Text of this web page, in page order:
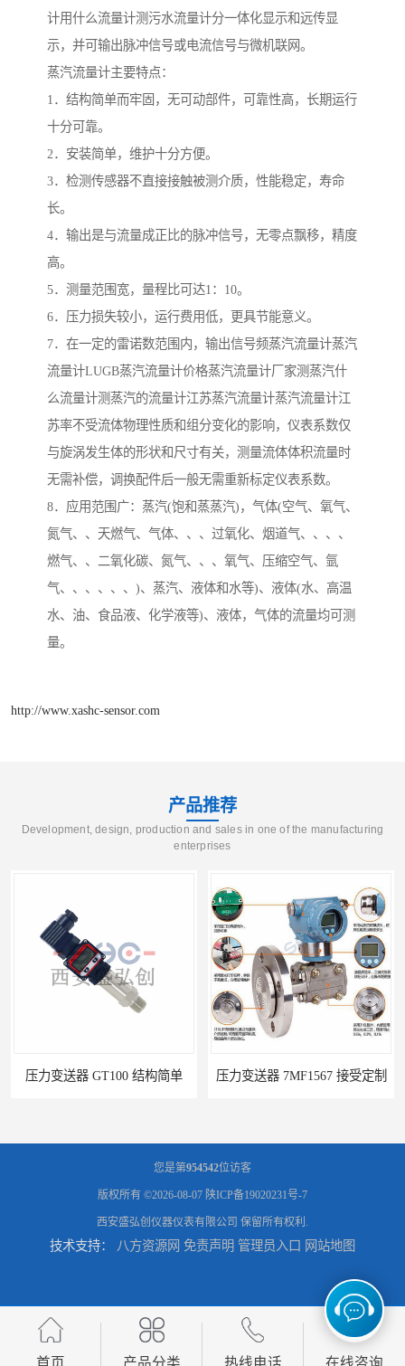
计用什么流量计测污水流量计分一体化显示和远传显
示，并可输出脉冲信号或电流信号与微机联网。
蒸汽流量计主要特点：
1．结构简单而牢固，无可动部件，可靠性高，长期运行
十分可靠。
2．安装简单，维护十分方便。
3．检测传感器不直接接触被测介质，性能稳定，寿命
长。
4．输出是与流量成正比的脉冲信号，无零点飘移，精度
高。
5．测量范围宽，量程比可达1：10。
6．压力损失较小，运行费用低，更具节能意义。
7．在一定的雷诺数范围内，输出信号频蒸汽流量计蒸汽
流量计LUGB蒸汽流量计价格蒸汽流量计厂家测蒸汽什
么流量计测蒸汽的流量计江苏蒸汽流量计蒸汽流量计江
苏率不受流体物理性质和组分变化的影响，仪表系数仅
与旋涡发生体的形状和尺寸有关，测量流体体积流量时
无需补偿，调换配件后一般无需重新标定仪表系数。
8．应用范围广：蒸汽(饱和蒸蒸汽)，气体(空气、氧气、
氮气、、天燃气、气体、、、过氧化、烟道气、、、、
燃气、、二氧化碳、氮气、、、氧气、压缩空气、氩
气、、、、、、)、蒸汽、液体和水等)、液体(水、高温
水、油、食品液、化学液等)、液体，气体的流量均可测
量。
http://www.xashc-sensor.com
产品推荐
Development, design, production and sales in one of the manufacturing
enterprises
压力变送器 GT100 结构简单 压力变送器 7MF1567 接受定制
压力变送器 ZPM213 按需定制 压力变送器 ZF-S-X 性能稳定
您是第954542位访客
版权所有 ©2026-08-07 陕ICP备19020231号-7
西安盛弘创仪器仪表有限公司 保留所有权利.
技术支持： 八方资源网 免责声明 管理员入口 网站地图
首页 产品分类 热线电话 在线咨询